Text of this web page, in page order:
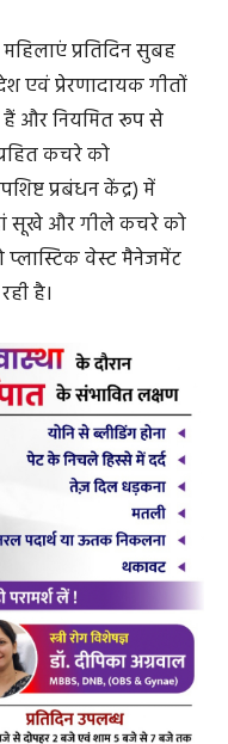
प्रतिदिन सुबह
एवं प्रेरणादायक गीतों
हैं और नियमित रूप से
कचरे को
प्रबंधन केंद्र) में
सूखे और गीले कचरे को
वेस्ट मैनेजमेंट
है।